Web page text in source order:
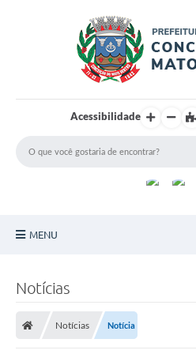
Acessibilidade
MENU
Turismo
Notícias
Notícias Notícia